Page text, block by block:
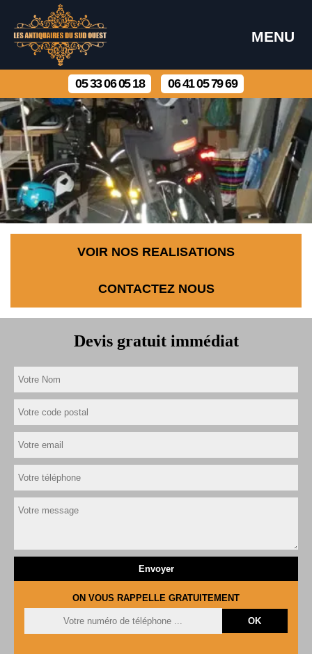
MENU
05 33 06 05 18 06 41 05 79 69
VOIR NOS REALISATIONS
CONTACTEZ NOUS
Devis gratuit immédiat
ON VOUS RAPPELLE GRATUITEMENT